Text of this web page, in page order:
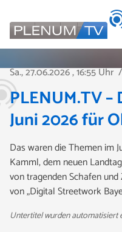
Sa., 27.06.2026, 16:55 Uhr /
PLENUM.TV –
Juni 2026 für
Das waren die Themen im
Kamml, dem neuen
von tragenden Schafen
von „Digital Streetwork
Untertitel wurden automatisiert